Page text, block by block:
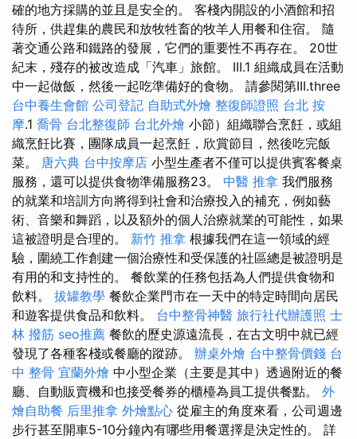
確的地方採購的並且是安全的。 客棧內開設的小酒館和招
待所，供趕集的農民和放牧牲畜的牧羊人用餐和住宿。 隨
著交通公路和鐵路的發展，它們的重要性不再存在。 20世
紀末，殘存的被改造成「汽車」旅館。 III.1 組織成員在活動
中一起做飯，然後一起吃準備好的食物。 請參閱第III.three
台中養生會館 公司登記 自助式外燴 整復師證照 台北 按
摩.1 喬骨 台北整復師 台北外燴 小節）組織聯合烹飪，或組
織烹飪比賽，團隊成員一起烹飪，欣賞節目，然後吃完飯
菜。 唐六典 台中按摩店 小型生產者不僅可以提供賓客餐桌
服務，還可以提供食物準備服務23。 中醫 推拿 我們服務
的就業和培訓方向將得到社會和治療投入的補充，例如藝
術、音樂和舞蹈，以及額外的個人治療就業的可能性，如果
這被證明是合理的。 新竹 推拿 根據我們在這一領域的經
驗，圍繞工作創建一個治療性和受保護的社區總是被證明是
有用的和支持性的。 餐飲業的任務包括為人們提供食物和
飲料。 拔罐教學 餐飲企業門市在一天中的特定時間向居民
和遊客提供食品和飲料。 台中整骨神醫 旅行社代辦護照 士
林 撥筋 seo推薦 餐飲的歷史源遠流長，在古文明中就已經
發現了各種客棧或餐廳的蹤跡。 辦桌外燴 台中整骨價錢 台
中 整骨 宜蘭外燴 中小型企業（主要是其中）透過附近的餐
廳、自動販賣機和也接受餐券的櫃檯為員工提供餐點。 外
燴自助餐 后里推拿 外燴點心 從雇主的角度來看，公司週邊
步行甚至開車5-10分鐘內有哪些用餐選擇是決定性的。 詳